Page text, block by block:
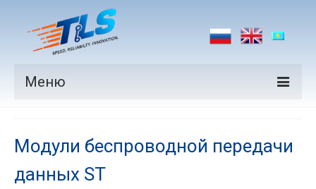
Меню
Производители
Рынки
Модули беспроводной передачи
данных ST